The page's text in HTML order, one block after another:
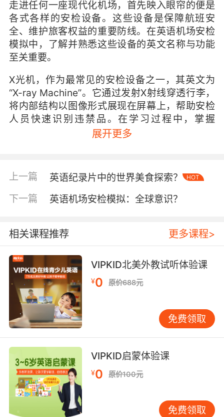
走进任何一座现代化机场，首先映入眼帘的便是
各式各样的安检设备。这些设备是保障航班安
全、维护旅客权益的重要防线。在英语机场安检
模拟中，了解并熟悉这些设备的英文名称与功能
至关重要。
X光机，作为最常见的安检设备之一，其英文为
“X-ray Machine”。它通过发射X射线穿透行李，
将内部结构以图像形式展现在屏幕上，帮助安检
人员快速识别违禁品。在学习过程中，掌握
“Please place your baggage on the X-ray
金属探测器，英文称为“Metal Detector”，用于
检测旅客身上是否携带金属物品。当旅客通过
时，若机器发出警报，安检人员会要求旅客进行
旅客在遇到类似情况时，能够准确理解并配合安
检人员的工作。
二、设备英文标识与操作术语
除了设备名称，安检区域还布满了各种英文标识
和操作术语。熟悉这些词汇，对于提升安检效
率、减少沟通障碍具有重要意义。
“Laptop/Notebook”（笔记本电脑）和“Liquids”
（液体）是安检中常见的分类指示。旅客在整理
随身物品时，应按照这些指示将物品分类放置，
以便顺利通过安检。此外，“Shoes Removal”
（脱鞋）和“Jacket/Coat”（外套）等标识，也提
醒着旅客在安检前需要做好哪些准备。
展开更多
上一篇 英语纪录片中的世界美食探索？ HOT
下一篇 英语机场安检模拟：全球意识？
相关课程推荐 更多课程>
VIPKID北美外教试听体验课
¥0 原价688元
免费领取
VIPKID启蒙体验课
¥0 原价100元
免费领取